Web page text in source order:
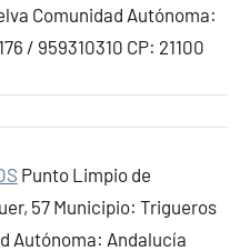
Comunidad Autónoma:
/ 959310310 CP: 21100
Punto Limpio de
57 Municipio: Trigueros
Autónoma: Andalucía